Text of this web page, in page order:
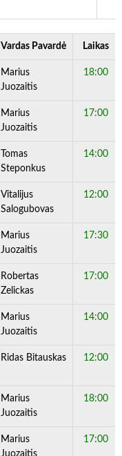
Vardas Pavardė Laikas
Marius
Juozaitis
18:00
Marius
Juozaitis
17:00
Tomas
Steponkus
14:00
Vitalijus
Salogubovas
12:00
Marius
Juozaitis
17:30
Robertas
Zelickas
17:00
Marius
Juozaitis
14:00
Ridas Bitauskas 12:00
Marius
Juozaitis
18:00
Marius
17:00